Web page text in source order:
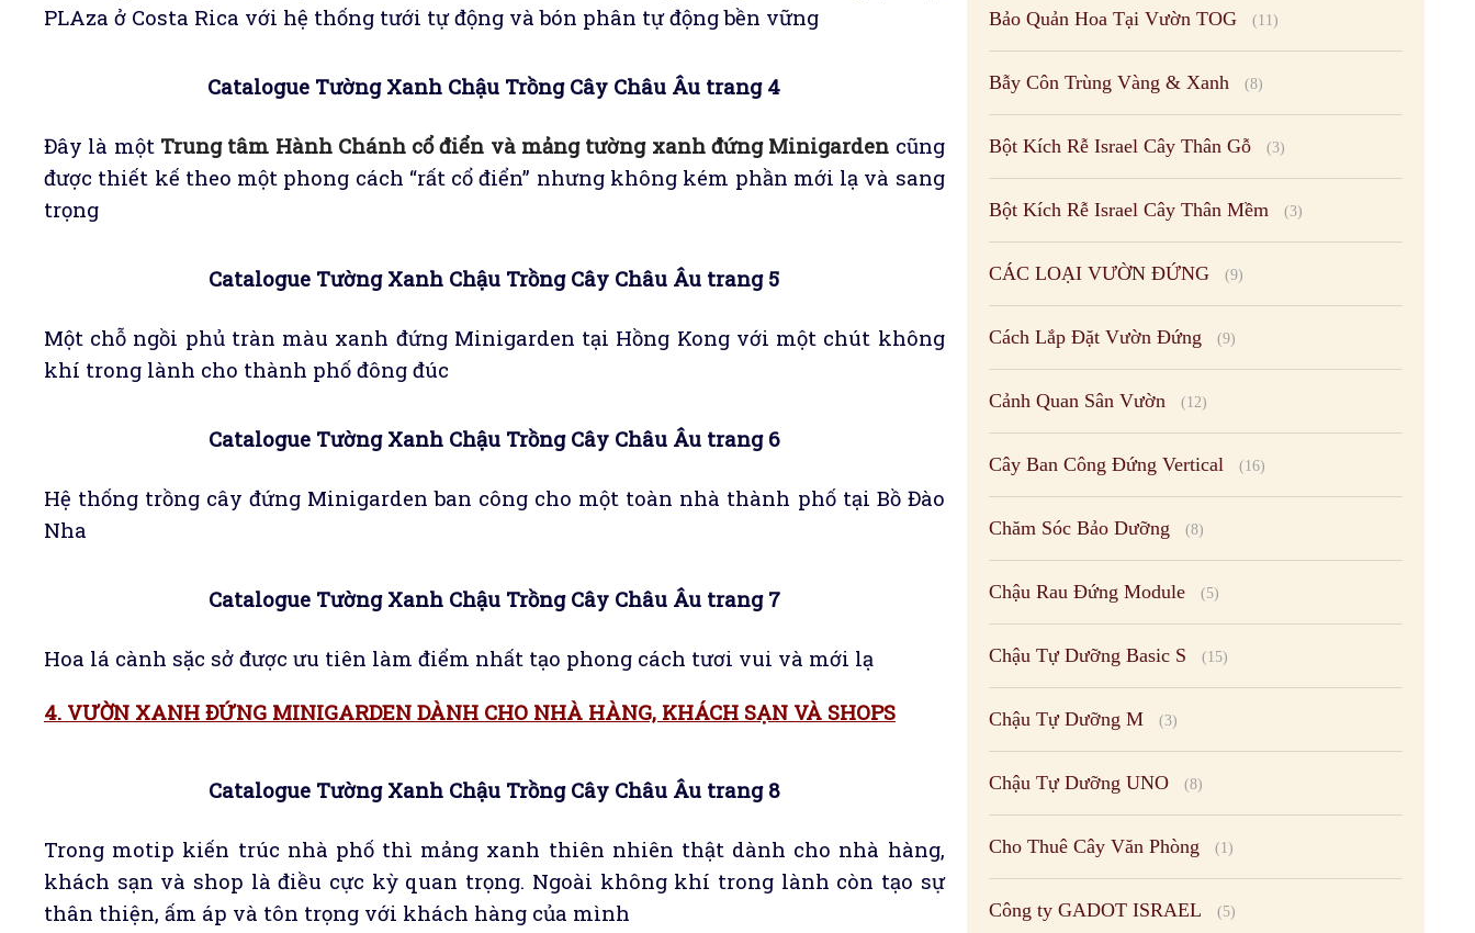
PLAza ở Costa Rica với hệ thống tưới tự động và bón phân tự động bền vững
Catalogue Tường Xanh Chậu Trồng Cây Châu Âu trang 4
Đây là một Trung tâm Hành Chánh cổ điển và mảng tường xanh đứng Minigarden cũng
được thiết kế theo một phong cách “rất cổ điển” nhưng không kém phần mới lạ và sang
trọng
Catalogue Tường Xanh Chậu Trồng Cây Châu Âu trang 5
Một chỗ ngồi phủ tràn màu xanh đứng Minigarden tại Hồng Kong với một chút không
khí trong lành cho thành phố đông đúc
Catalogue Tường Xanh Chậu Trồng Cây Châu Âu trang 6
Hệ thống trồng cây đứng Minigarden ban công cho một toàn nhà thành phố tại Bồ Đào
Nha
Catalogue Tường Xanh Chậu Trồng Cây Châu Âu trang 7
Hoa lá cành sặc sở được ưu tiên làm điểm nhất tạo phong cách tươi vui và mới lạ
4. VƯỜN XANH ĐỨNG MINIGARDEN DÀNH CHO NHÀ HÀNG, KHÁCH SẠN VÀ SHOPS
Catalogue Tường Xanh Chậu Trồng Cây Châu Âu trang 8
Trong motip kiến trúc nhà phố thì mảng xanh thiên nhiên thật dành cho nhà hàng,
khách sạn và shop là điều cực kỳ quan trọng. Ngoài không khí trong lành còn tạo sự
thân thiện, ấm áp và tôn trọng với khách hàng của mình
Bảo Quản Hoa Tại Vườn TOG (11)
Bẫy Côn Trùng Vàng & Xanh (8)
Bột Kích Rễ Israel Cây Thân Gỗ (3)
Bột Kích Rễ Israel Cây Thân Mềm (3)
CÁC LOẠI VƯỜN ĐỨNG (9)
Cách Lắp Đặt Vườn Đứng (9)
Cảnh Quan Sân Vườn (12)
Cây Ban Công Đứng Vertical (16)
Chăm Sóc Bảo Dưỡng (8)
Chậu Rau Đứng Module (5)
Chậu Tự Dưỡng Basic S (15)
Chậu Tự Dưỡng M (3)
Chậu Tự Dưỡng UNO (8)
Cho Thuê Cây Văn Phòng (1)
Công ty GADOT ISRAEL (5)